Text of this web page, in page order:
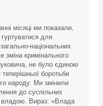
місяці ми показали,
для
національних
зміна кримінального
не було єдиною
боротьби
народу. Ми змінили
до суспільних
владою. Вираз: «Влада